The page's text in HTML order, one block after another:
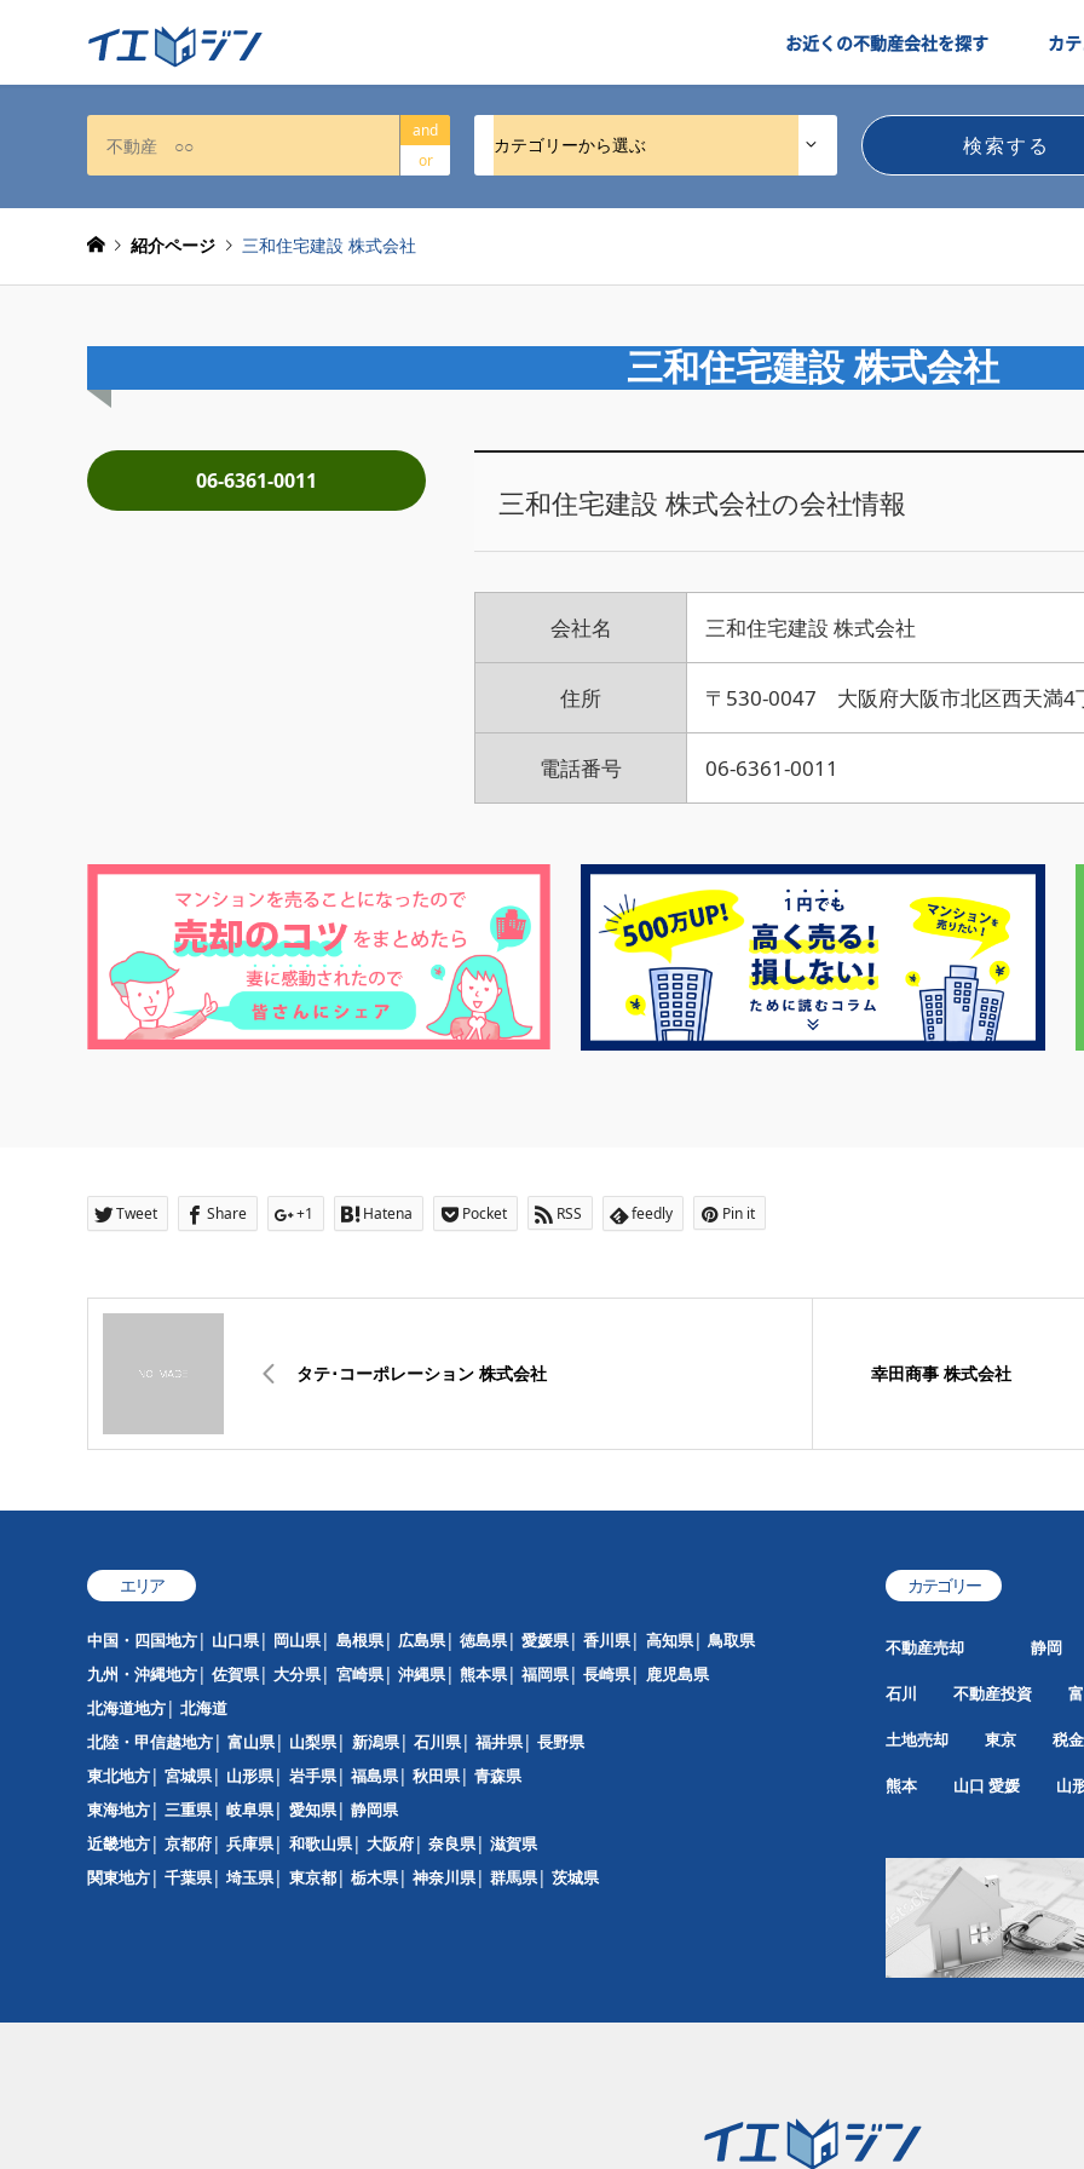
お近くの不動産会社を探す カ
and
or
カテゴリーから選ぶ
紹介ページ 三和住宅建設 株式会社
三和住宅建設 株式会社
06-6361-0011
三和住宅建設 株式会社の会社情報
会社名 三和住宅建設 株式会社
住所 〒530-0047 大阪府大阪市北区西天満4
電話番号 06-6361-0011
Tweet Share +1 Hatena Pocket RSS feedly Pin it
タテ･コーポレーション 株式会社 幸田商事 株式会社
エリア
中国・四国地方 山口県 岡山県 島根県 広島県 徳島県 愛媛県 香川県 高知県
鳥取県
九州・沖縄地方
佐賀県 大分県 宮崎県 沖縄県 熊本県 福岡県 長崎県
鹿児島県
北海道地方
北海道
北陸・甲信越地方
富山県 山梨県 新潟県 石川県 福井県
長野県
東北地方
宮城県 山形県 岩手県 福島県 秋田県
青森県
東海地方
三重県 岐阜県 愛知県
静岡県
近畿地方
京都府 兵庫県 和歌山県 大阪府 奈良県
滋賀県
関東地方
千葉県 埼玉県 東京都 栃木県 神奈川県 群馬県 茨城県
カテゴリー
不動産売却 静岡
石川 不動産投資
土地売却 東京 税
熊本 山口 愛媛 山